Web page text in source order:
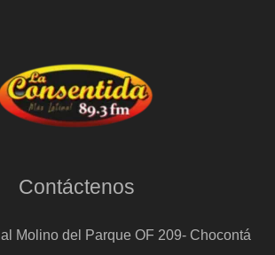
Contáctenos
Molino del Parque OF 209- Chocontá